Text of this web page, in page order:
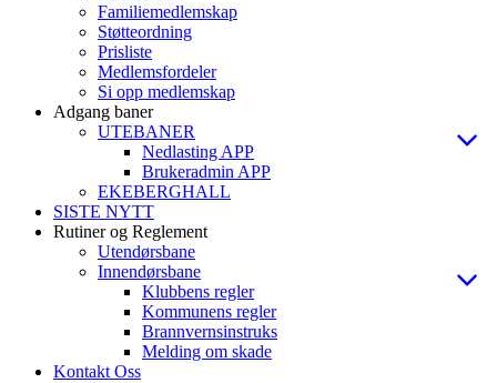
Familiemedlemskap
Støtteordning
Prisliste
Medlemsfordeler
Si opp medlemskap
Adgang baner
UTEBANER
Nedlasting APP
Brukeradmin APP
EKEBERGHALL
SISTE NYTT
Rutiner og Reglement
Utendørsbane
Innendørsbane
Klubbens regler
Kommunens regler
Brannvernsinstruks
Melding om skade
Kontakt Oss